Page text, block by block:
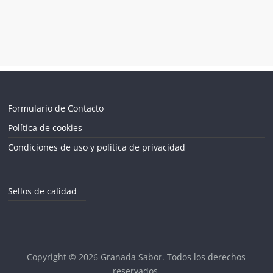
Formulario de Contacto
Política de cookies
Condiciones de uso y politica de privacidad
Sellos de calidad
Copyright © 2026 Granada Sabor. Todos los derechos